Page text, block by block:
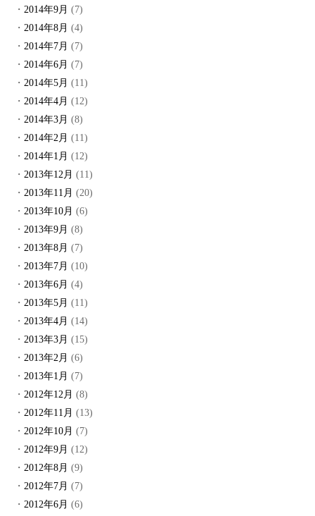
2014年9月 (7)
2014年8月 (4)
2014年7月 (7)
2014年6月 (7)
2014年5月 (11)
2014年4月 (12)
2014年3月 (8)
2014年2月 (11)
2014年1月 (12)
2013年12月 (11)
2013年11月 (20)
2013年10月 (6)
2013年9月 (8)
2013年8月 (7)
2013年7月 (10)
2013年6月 (4)
2013年5月 (11)
2013年4月 (14)
2013年3月 (15)
2013年2月 (6)
2013年1月 (7)
2012年12月 (8)
2012年11月 (13)
2012年10月 (7)
2012年9月 (12)
2012年8月 (9)
2012年7月 (7)
2012年6月 (6)